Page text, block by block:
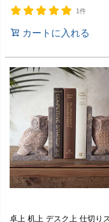
1件
カートに入れる